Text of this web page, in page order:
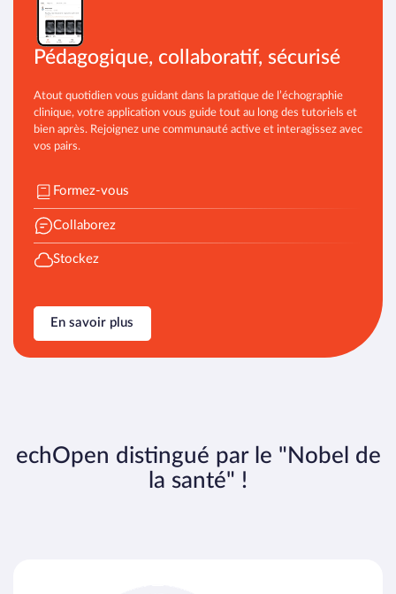
Pédagogique, collaboratif, sécurisé
Atout quotidien vous guidant dans la pratique de l’échographie
clinique, votre application vous guide tout au long des tutoriels et
bien après. Rejoignez une communauté active et interagissez avec
vos pairs.
Formez-vous
Collaborez
Stockez
En savoir plus
echOpen distingué par le "Nobel de
la santé" !